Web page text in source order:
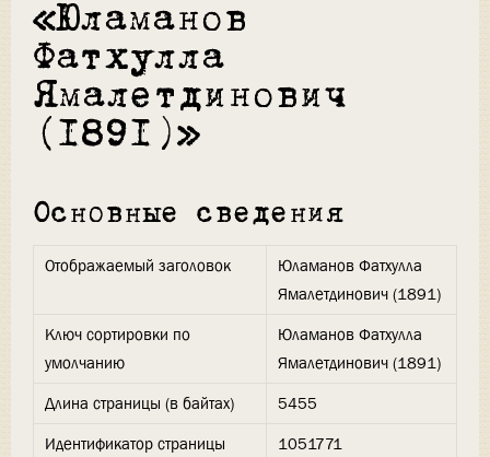
«Юламанов
Фатхулла
Ямалетдинович
(1891)»
Основные сведения
Отображаемый заголовок
Юламанов Фатхулла
Ямалетдинович (1891)
Ключ сортировки по
умолчанию
Юламанов Фатхулла
Ямалетдинович (1891)
Длина страницы (в байтах)
5455
Идентификатор страницы
1051771